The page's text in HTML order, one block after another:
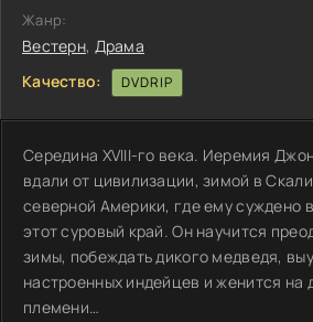
Жанр:
Вестерн, Драма
Качество:
DVDRIP
Середина XVIII-гo века. Иеремия
вдали от цивилизации, зимой в
северной Америки, где ему суждено
этот суровый край. Он научится
зимы, побеждать дикого медведя,
настроенных индейцев и женится на
племени…